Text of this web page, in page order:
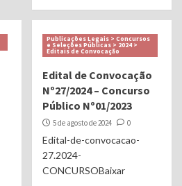
Publicações Legais > Concursos
e Seleções Públicas > 2024 >
Editais de Convocação
Edital de Convocação
Nº27/2024 – Concurso
Público Nº01/2023
5 de agosto de 2024 0
Edital-de-convocacao-
27.2024-
CONCURSOBaixar